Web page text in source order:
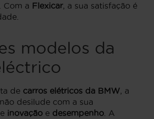
. Com a Flexicar, a sua satisfação é
modelos da
de carros elétricos da BMW, a
desilude com a sua
inovação e desempenho . A